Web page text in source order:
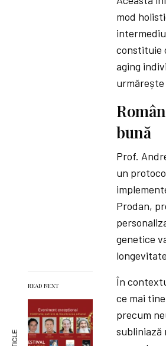
READ NEXT
mod
constituie
aging
bună
Prof.
un
Prodan,
genetice
În
ce mai
precum
subliniază